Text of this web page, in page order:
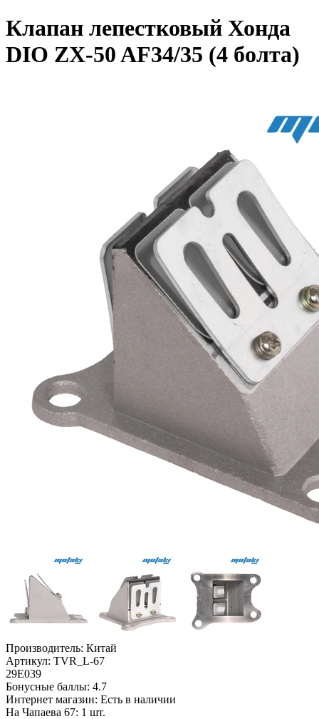
Клапан лепестковый Хонда
DIO ZX-50 AF34/35 (4 болта)
Производитель: Китай
Артикул: TVR_L-67
29Е039
Бонусные баллы: 4.7
Интернет магазин: Есть в наличии
На Чапаева 67: 1 шт.